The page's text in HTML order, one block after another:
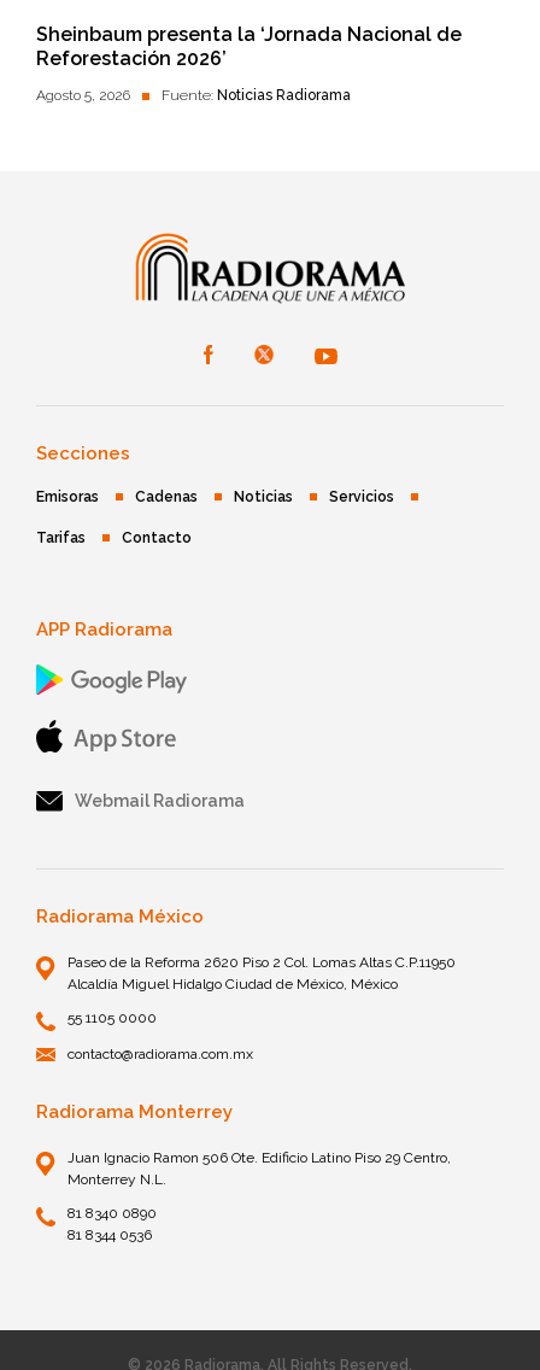
Sheinbaum presenta la ‘Jornada Nacional de
Reforestación 2026’
Agosto 5, 2026 Fuente: Noticias Radiorama
Secciones
Emisoras Cadenas Noticias Servicios
Tarifas Contacto
APP Radiorama
Webmail Radiorama
Radiorama México
Paseo de la Reforma 2620 Piso 2 Col. Lomas Altas C.P.11950
Alcaldía Miguel Hidalgo Ciudad de México, México
55 1105 0000
contacto@radiorama.com.mx
Radiorama Monterrey
Juan Ignacio Ramon 506 Ote. Edificio Latino Piso 29 Centro,
Monterrey N.L.
81 8340 0890
81 8344 0536
© 2026 Radiorama. All Rights Reserved.